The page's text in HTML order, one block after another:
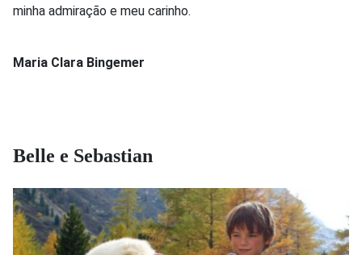
minha admiração e meu carinho.
Maria Clara Bingemer
Belle e Sebastian